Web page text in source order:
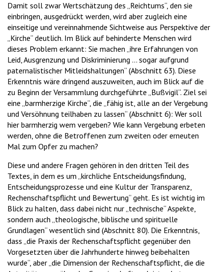
Damit soll zwar Wertschätzung des „Reichtums“, den sie
einbringen, ausgedrückt werden, wird aber zugleich eine
einseitige und vereinnahmende Sichtweise aus Perspektive der
„Kirche“ deutlich. Im Blick auf behinderte Menschen wird
dieses Problem erkannt: Sie machen „ihre Erfahrungen von
Leid, Ausgrenzung und Diskriminierung … sogar aufgrund
paternalistischer Mitleidshaltungen“ (Abschnitt 63). Diese
Erkenntnis wäre dringend auszuweiten, auch im Blick auf die
zu Beginn der Versammlung durchgeführte „Bußvigil“. Ziel sei
eine „barmherzige Kirche“, die „fähig ist, alle an der Vergebung
und Versöhnung teilhaben zu lassen“ (Abschnitt 6): Wer soll
hier barmherzig wem vergeben? Wie kann Vergebung erbeten
werden, ohne die Betroffenen zum zweiten oder erneuten
Mal zum Opfer zu machen?
Diese und andere Fragen gehören in den dritten Teil des
Textes, in dem es um „kirchliche Entscheidungsfindung,
Entscheidungsprozesse und eine Kultur der Transparenz,
Rechenschaftspflicht und Bewertung“ geht. Es ist wichtig im
Blick zu halten, dass dabei nicht nur „technische“ Aspekte,
sondern auch „theologische, biblische und spirituelle
Grundlagen“ wesentlich sind (Abschnitt 80). Die Erkenntnis,
dass „die Praxis der Rechenschaftspflicht gegenüber den
Vorgesetzten über die Jahrhunderte hinweg beibehalten
wurde“, aber „die Dimension der Rechenschaftspflicht, die die